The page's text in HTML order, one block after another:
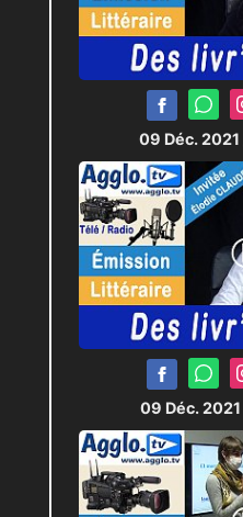
09 Déc. 2021
09 Déc. 2021